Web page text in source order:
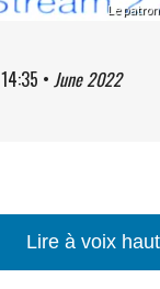
Le
14:35 • June 2022
Lire à voix